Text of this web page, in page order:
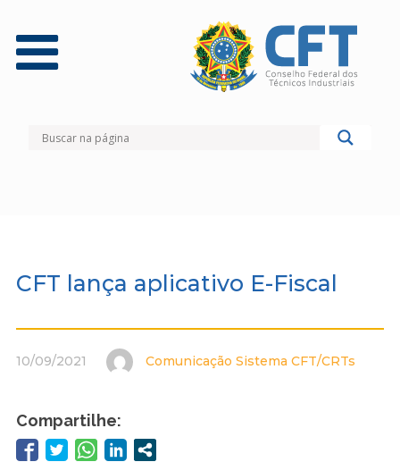
CFT lança aplicativo E-Fiscal
10/09/2021 Comunicação Sistema CFT/CRTs
Compartilhe: